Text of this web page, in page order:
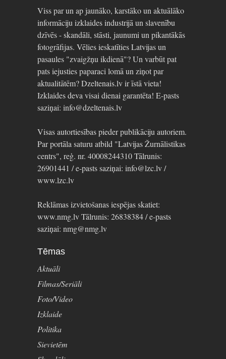
Viss par un ap jaunāko, karstāko un aktuālāko
informāciju izklaides industrijā un slavenību
dzīvēs - skandāli, stāsti, jaunumi un pikantākās
fotogrāfijas. Vēlies ieskatīties Latvijas un
pasaules "zvaigžņu ikdienā"? Un varbūt pat
pats iejusties paparaci lomā un ziņot par
aktualitātēm? Dzeltenais.lv ir īstā vieta!
Izklaides deva visai dienai garantēta! E-pasts
saziņai: info@dzeltenais.lv
Visas autortiesības pieder publikāciju autoriem.
Par portāla saturu atbild "Latvijas Žurnālistikas
centrs", reģ. nr. 40008244310 Tālrunis:
26901441 / e-pasts saziņai: info@lzc.lv /
www.lzc.lv
Reklāmas izvietošanas iespējas skatiet:
www.nmg.lv Tālrunis: 26838384 / e-pasts
saziņai: nmg@nmg.lv
Tēmas
Aktuāli
Filmas/Seriāli
Foto/Video
Izklaide
Politika
Sievietēm